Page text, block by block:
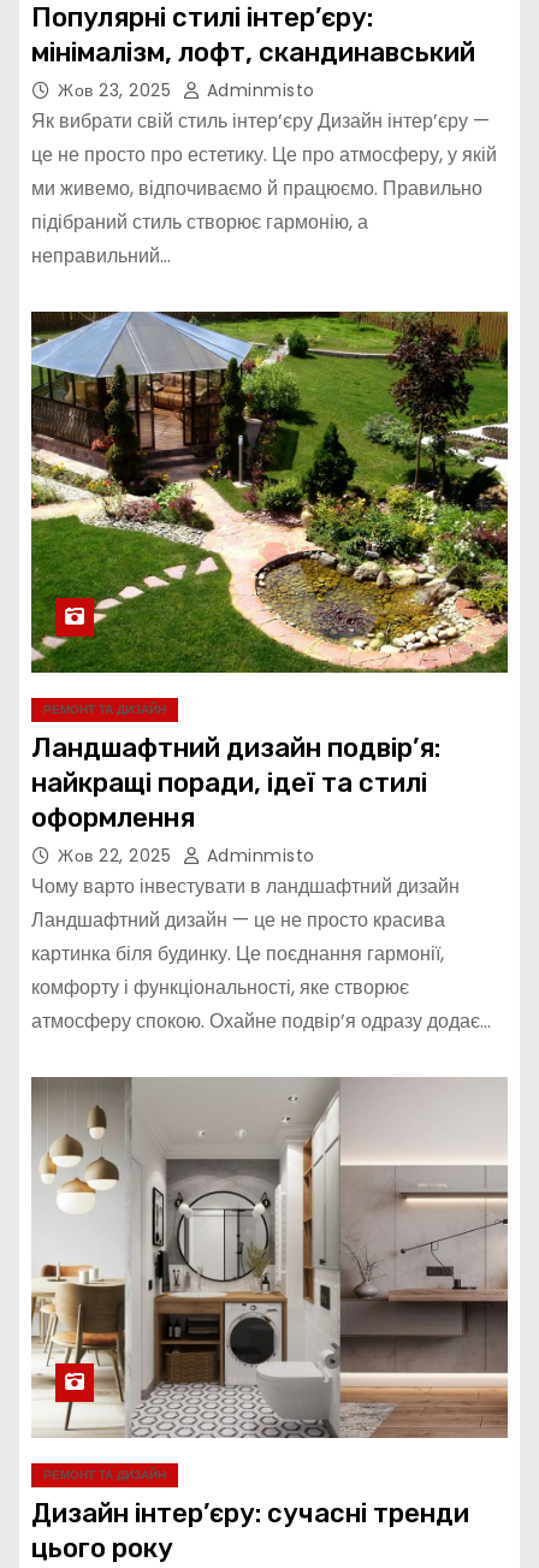
Популярні стилі інтер’єру:
мінімалізм, лофт, скандинавський
Жов 23, 2025 Adminmisto
Як вибрати свій стиль інтер’єру Дизайн інтер’єру —
це не просто про естетику. Це про атмосферу, у якій
ми живемо, відпочиваємо й працюємо. Правильно
підібраний стиль створює гармонію, а
неправильний…
РЕМОНТ ТА ДИЗАЙН
Ландшафтний дизайн подвір’я:
найкращі поради, ідеї та стилі
оформлення
Жов 22, 2025 Adminmisto
Чому варто інвестувати в ландшафтний дизайн
Ландшафтний дизайн — це не просто красива
картинка біля будинку. Це поєднання гармонії,
комфорту і функціональності, яке створює
атмосферу спокою. Охайне подвір’я одразу додає…
РЕМОНТ ТА ДИЗАЙН
Дизайн інтер’єру: сучасні тренди
цього року